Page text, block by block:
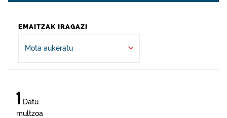
EMAITZAK IRAGAZI
Mota aukeratu
1 Datu
multzoa